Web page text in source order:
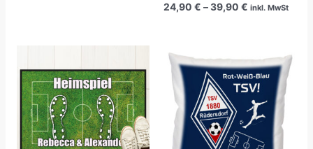
24,90 € –39,90 € inkl. MwSt
bis
80,90 €